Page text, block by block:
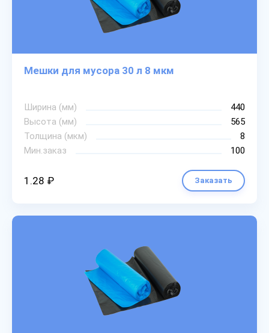
Мешки для мусора 30 л 8 мкм
Ширина (мм)
440
Высота (мм)
565
Толщина (мкм)
8
Мин.заказ
100
1.28 ₽ Заказать